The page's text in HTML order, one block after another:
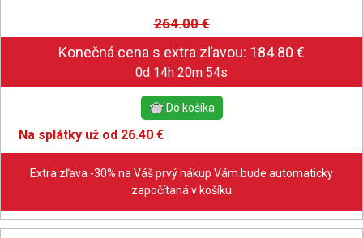
264.00€
0d 14h 20m 53s
Na splátky už od 26.40 €
Extra zľava -30% na Váš prvý nákup Vám bude automaticky
započítaná v košíku